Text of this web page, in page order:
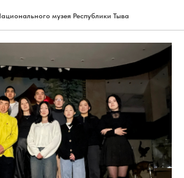
музея Республики Тыва